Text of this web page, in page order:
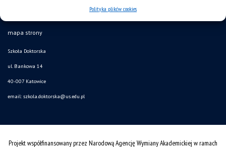
Polityka plików cookies
mapa strony
Szkoła Doktorska
ul. Bankowa 14
40-007 Katowice
email: szkola.doktorska@us.edu.pl
Projekt współfinansowany przez Narodową Agencję Wymiany Akademickiej w ramach